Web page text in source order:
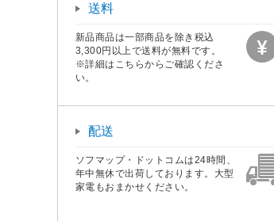
送料
新品商品は一部商品を除き税込
3,300円以上で送料が無料です。
※詳細はこちらからご確認くださ
い。
配送
ソフマップ・ドットコムは24時間、
年中無休で出荷しております。大型
家電もおまかせください。